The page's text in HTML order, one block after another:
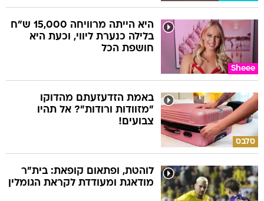
Sheee
היא הייתה מרוויחה 15,000 ש"ח
בלילה כנערת ליווי, וכעת היא
חושפת הכל
סלבס
באמת הזדעזעתם מהדוקו
"מזוודות ורודות"? אל תהיו
צבועים!
לוהטת, ופתאום קופאת: בית"ר
מודאגת ומעודדת לקראת הגומלין